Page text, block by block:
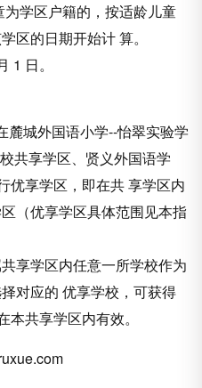
学区户籍的，按适龄儿童
区的日期开始计 算。
日。
城外国语小学--怡翠实验学
共享学区、贤义外国语学
优享学区，即在共 享学区内
（优享学区具体范围见本指
享学区内任意一所学校作为
对应的 优享学校，可获得
共享学区内有效。